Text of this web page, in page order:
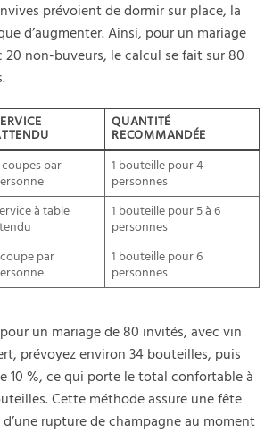
prévoient de dormir sur place, la
d’augmenter. Ainsi, pour un mariage
20 non-buveurs, le calcul se fait sur 80
QUANTITÉ
RECOMMANDÉE
par
1 bouteille pour 4
personnes
à table
1 bouteille pour 5 à 6
personnes
par
1 bouteille pour 6
personnes
un mariage de 80 invités, avec vin
prévoyez environ 34 bouteilles, puis
10 %, ce qui porte le total confortable à
Cette méthode assure une fête
d’une rupture de champagne au moment